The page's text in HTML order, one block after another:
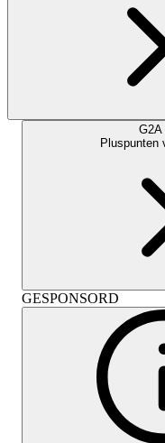
G2A
Pluspunten
GESPONSORD